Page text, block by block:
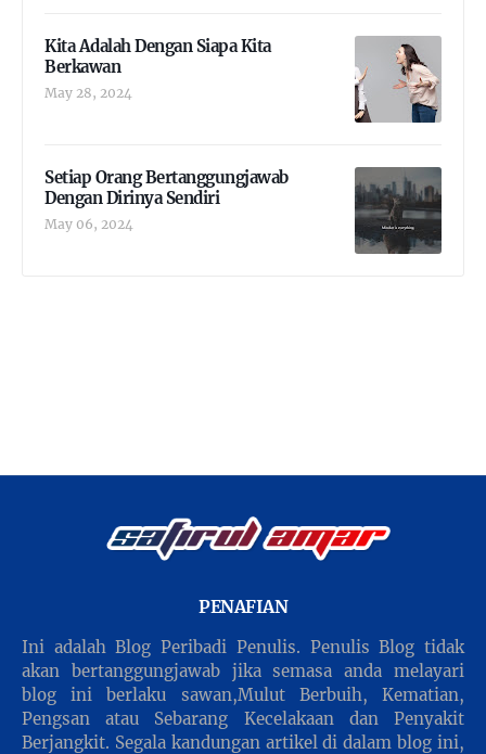
Kita Adalah Dengan Siapa Kita
Berkawan
May 28, 2024
Setiap Orang Bertanggungjawab
Dengan Dirinya Sendiri
May 06, 2024
PENAFIAN
Ini adalah Blog Peribadi Penulis. Penulis Blog tidak
akan bertanggungjawab jika semasa anda melayari
blog ini berlaku sawan,Mulut Berbuih, Kematian,
Pengsan atau Sebarang Kecelakaan dan Penyakit
Berjangkit. Segala kandungan artikel di dalam blog ini,